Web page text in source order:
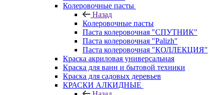
Колеровочные пасты
Назад
Колеровочные пасты
Паста колеровочная "СПУТНИК"
Паста колеровочная "Palizh"
Паста колеровочная "КОЛЛЕКЦИЯ"
Краска акриловая универсальная
Краска для ванн и бытовой техники
Краска для садовых деревьев
КРАСКИ АЛКИДНЫЕ